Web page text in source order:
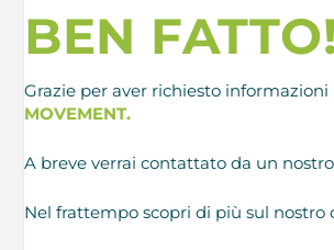
BEN FATTO!
Grazie per aver richiesto informazioni
MOVEMENT.
A breve verrai contattato da un
Nel frattempo scopri di più sul nostro